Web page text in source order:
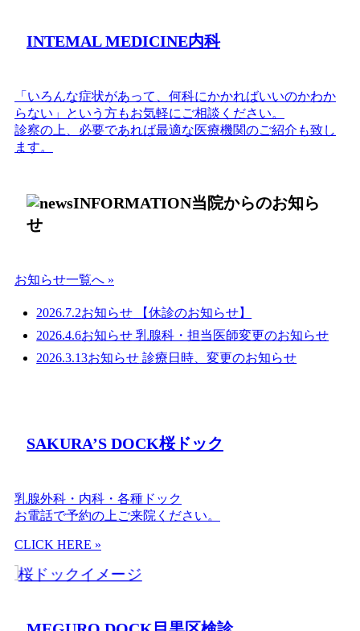
INTEMAL MEDICINE内科
「いろんな症状があって、何科にかかればいいのかわか
らない」という方もお気軽にご相談ください。
診察の上、必要であれば最適な医療機関のご紹介も致し
ます。
INFORMATION当院からのお知ら
せ
お知らせ一覧へ »
2026.7.2お知らせ 【休診のお知らせ】
2026.4.6お知らせ 乳腺科・担当医師変更のお知らせ
2026.3.13お知らせ 診療日時、変更のお知らせ
SAKURA’S DOCK桜ドック
乳腺外科・内科・各種ドック
お電話で予約の上ご来院ください。
CLICK HERE »